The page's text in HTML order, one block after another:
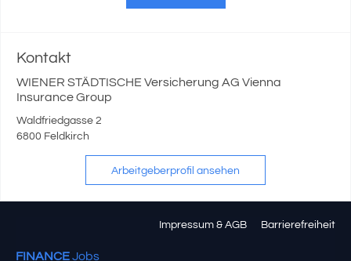
Kontakt
WIENER STÄDTISCHE Versicherung AG Vienna
Insurance Group
Waldfriedgasse 2
6800 Feldkirch
Arbeitgeberprofil ansehen
Impressum & AGB Barrierefreiheit
FINANCEJobs